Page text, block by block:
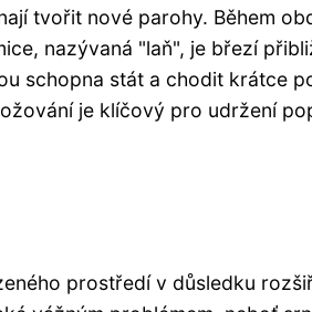
tvořit nové parohy. Během
nazývaná "laň", je březí
schopna stát a chodit krátce
je klíčový pro udržení
prostředí v důsledku